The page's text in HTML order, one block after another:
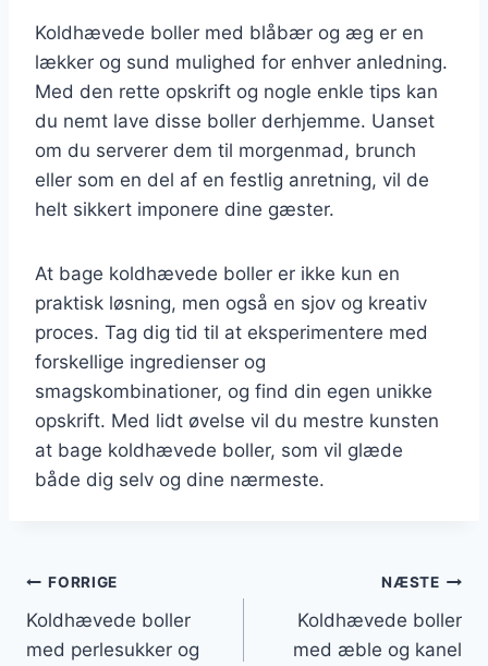
Koldhævede boller med blåbær og æg er en
lækker og sund mulighed for enhver anledning.
Med den rette opskrift og nogle enkle tips kan
du nemt lave disse boller derhjemme. Uanset
om du serverer dem til morgenmad, brunch
eller som en del af en festlig anretning, vil de
helt sikkert imponere dine gæster.
At bage koldhævede boller er ikke kun en
praktisk løsning, men også en sjov og kreativ
proces. Tag dig tid til at eksperimentere med
forskellige ingredienser og
smagskombinationer, og find din egen unikke
opskrift. Med lidt øvelse vil du mestre kunsten
at bage koldhævede boller, som vil glæde
både dig selv og dine nærmeste.
Indlægsnavigation
FORRIGE
Koldhævede boller
med perlesukker og
NÆSTE
Koldhævede boller
med æble og kanel